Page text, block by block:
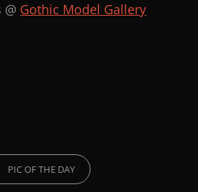
Gothic Model Gallery
PIC OF THE DAY